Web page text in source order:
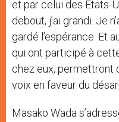
et par celui des États-
debout, j’ai grandi. Je
gardé l’espérance. Et
qui ont participé à
chez eux, permettront
voix en faveur du
Masako Wada